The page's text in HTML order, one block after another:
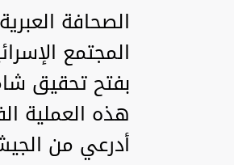
‏الصحافة
المجتمع
بفتح تحقيق
هذه العملية
أدرعي من